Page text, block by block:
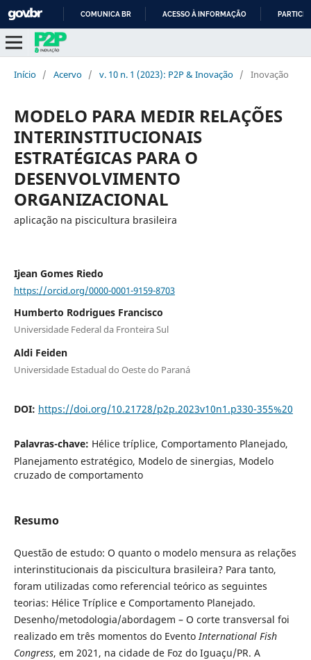
CONTEÚDO
COMUNICA BR ACESSO À INFORMAÇÃO
Início / Acervo / v. 10 n. 1 (2023): P2P & Inovação / Inovação
MODELO PARA MEDIR RELAÇÕES
INTERINSTITUCIONAIS
ESTRATÉGICAS PARA O
DESENVOLVIMENTO
ORGANIZACIONAL
aplicação na piscicultura brasileira
Ijean Gomes Riedo
https://orcid.org/0000-0001-9159-8703
Humberto Rodrigues Francisco
Universidade Federal da Fronteira Sul
Aldi Feiden
Universidade Estadual do Oeste do Paraná
DOI: https://doi.org/10.21728/p2p.2023v10n1.p330-355%20
Palavras-chave: Hélice tríplice, Comportamento Planejado,
Planejamento estratégico, Modelo de sinergias, Modelo
cruzado de comportamento
Resumo
Questão de estudo: O quanto o modelo mensura as relações
interinstitucionais da piscicultura brasileira? Para tanto,
foram utilizadas como referencial teórico as seguintes
teorias: Hélice Tríplice e Comportamento Planejado.
Desenho/metodologia/abordagem – O corte transversal foi
realizado em três momentos do EventoInternational Fish
Congress, em 2021, na cidade de Foz do Iguaçu/PR. A